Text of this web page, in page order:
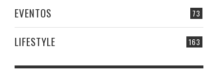
73
EVENTOS
163
LIFESTYLE